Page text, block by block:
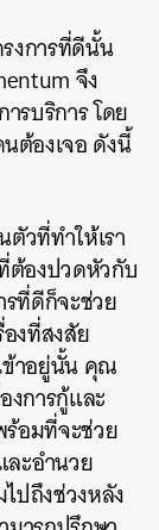
รงการที่ดีนั้น
จึง
รบริการ โดย
ต้องเจอ ดังนี้
วที่ทำให้เรา
ต้องปวดหัวกับ
รที่ดีก็จะช่วย
งที่สงสัย
ข้าอยู่นั้น คุณ
งการกู้และ
อมที่จะช่วย
ะอำนวย
ปถึงช่วงหลัง